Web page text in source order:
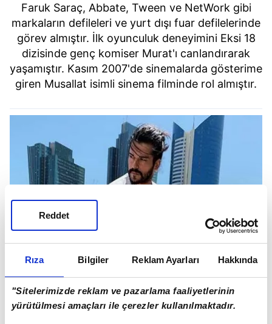
Rıza Bilgiler Reklam Ayarları Hakkında
"Sitelerimizde reklam ve pazarlama faaliyetlerinin
yürütülmesi amaçları ile çerezler kullanılmaktadır.
Reddet
Faruk Saraç, Abbate, Tween ve NetWork gibi
markaların defileleri ve yurt dışı fuar defilelerinde
görev almıştır. İlk oyunculuk deneyimini Eksi 18
dizisinde genç komiser Murat'ı canlandırarak
yaşamıştır. Kasım 2007'de sinemalarda gösterime
giren Musallat isimli sinema filminde rol almıştır.